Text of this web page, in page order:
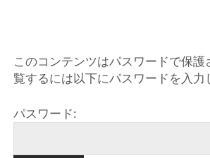
このコンテンツはパスワードで保護
覧するには以下にパスワードを入力
パスワード: